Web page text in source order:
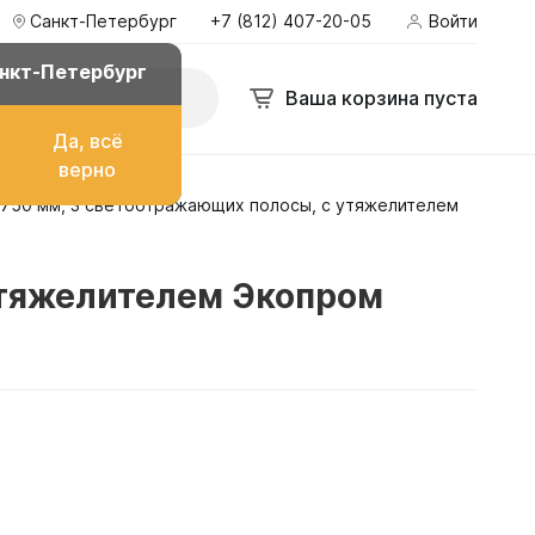
Санкт-Петербург
Петербург
Да, всё
верно
+7 (812) 407-20-05 Войти
Ваша корзина пуста
топлива
мм, 3 светоотражающих полосы, с утяжелителем
Экопром